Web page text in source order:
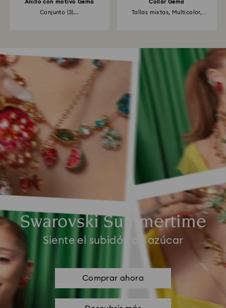
Anillo con motivo Gema
Conjunto (3)...
Collar Gema
Tallas mixtas, Multicolor,
Swarovski Summertime
Siente el subidón de azúcar
Comprar ahora